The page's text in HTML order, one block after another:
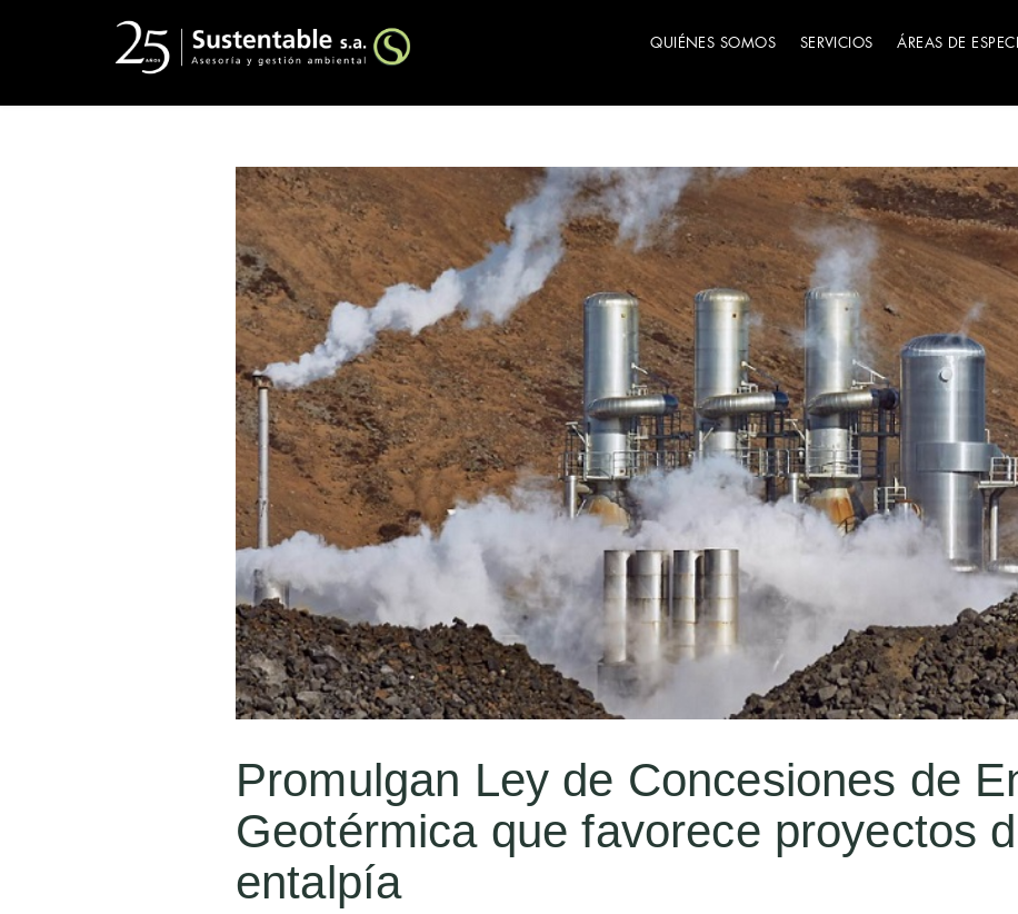
QUIÉNES SOMOS SERVICIOS ÁREAS DE
Promulgan Ley de Concesiones de
Geotérmica que favorece proyectos
entalpía